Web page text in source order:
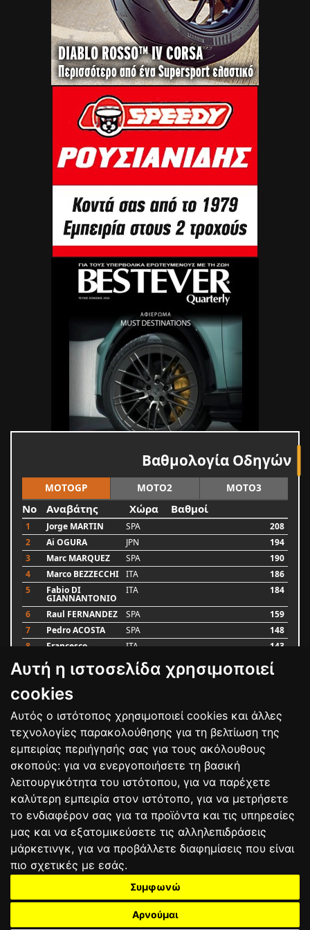
Αυτή η ιστοσελίδα χρησιμοποιεί
cookies
Αυτός ο ιστότοπος χρησιμοποιεί cookies και άλλες
τεχνολογίες παρακολούθησης για τη βελτίωση της
εμπειρίας περιήγησής σας για τους ακόλουθους
σκοπούς: για να ενεργοποιήσετε τη βασική
λειτουργικότητα του ιστότοπου, για να παρέχετε
καλύτερη εμπειρία στον ιστότοπο, για να μετρήσετε
το ενδιαφέρον σας για τα προϊόντα και τις υπηρεσίες
μας και να εξατομικεύσετε τις αλληλεπιδράσεις
μάρκετινγκ, για να προβάλλετε διαφημίσεις που είναι
πιο σχετικές με εσάς.
Συμφωνώ
Αρνούμαι
Βαθμολογία Οδηγών
MOTOGP MOTO2 MOTO3
No Αναβάτης Χώρα Βαθμοί
1 Jorge MARTIN SPA
208
2
Ai OGURA JPN
194
3
Marc MARQUEZ SPA
190
4
Marco BEZZECCHI ITA
186
5
Fabio DI
GIANNANTONIO
ITA 184
6 Raul FERNANDEZ SPA
159
7
Pedro ACOSTA SPA
148
8
Francesco ITA 143
9 Alex MARQUEZ SPA
Luca MARINI
Bαθμολογία
ΟΡΟΙ ΧΡΗΣΗΣΠΟΛΙΤΙΚΗ ΠΡΟΣΤΑΣΙΑΣ
ΑΓΩΝΕΣΑΠΟΤΕΛΕΣΜΑΤΑΑΓΟΡΑ